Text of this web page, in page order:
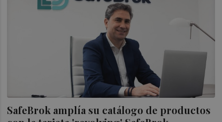
SafeBrok amplía su catálogo de productos